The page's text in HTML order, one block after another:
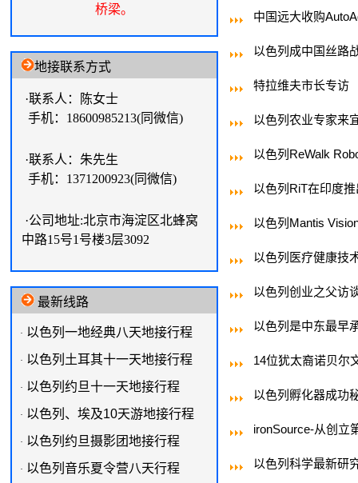
桥梁。
地接联系方式
·联系人：陈女士
手机：18600985213(同微信)
·联系人：朱先生
手机：1371200923(同微信)
·公司地址:北京市海淀区北蜂窝
中路15号1号楼3层3092
最新线路
· 以色列一地经典八天地接行程
· 以色列土耳其十一天地接行程
· 以色列约旦十一天地接行程
· 以色列、埃及10天游地接行程
· 以色列约旦摄影团地接行程
· 以色列音乐夏令营八天行程
中国远大收购
以色列成中国丝路
特拉维夫市长专访
以色列农业专家来
以色列ReWalk
以色列RiT在印度
以色列Mantis
以色列医疗健康技
以色列创业之父访
以色列是中东最早
14位犹太裔诺贝尔
以色列孵化器成功
ironSource-从创立
以色列科学最新研